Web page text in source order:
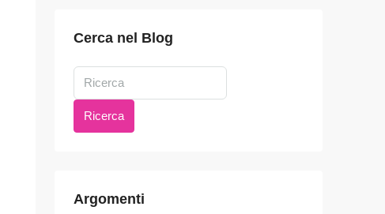
Cerca nel Blog
Ricerca
Argomenti